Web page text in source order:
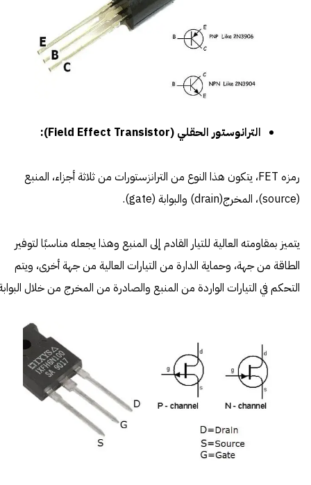
الترانوستور الحقلي (Field Effect Transistor):
رمزه FET، يتكون هذا النوع من الترانزستورات من ثلاثة أجزاء، المنبع
(source)، المخرج(drain) والبوابة (gate).
يتميز بمقاومته العالية للتيار القادم إلى المنبع وهذا يجعله مناسبًا لتوفير
الطاقة من جهة، وحماية الدارة من التيارات العالية من جهة أخرى، ويتم
التحكم في التيارات الواردة من المنبع والصادرة من المخرج من خلال